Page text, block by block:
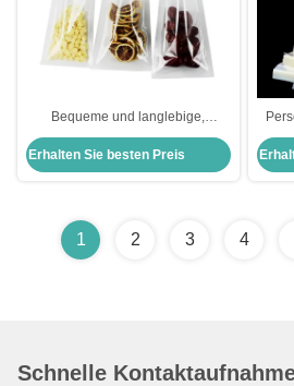
Bequeme und langlebige,
durchsichtige, dreiseitige,
versiegelte Taschen für
Lebensmittelverpackungen
Erhalten Sie besten Preis
1 2 3 4
Schnelle